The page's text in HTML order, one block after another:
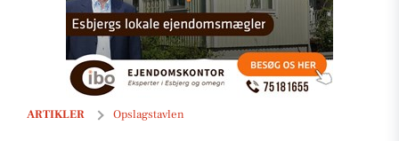
ARTIKLER Opslagstavlen
Købsaftale på Tjæreborg Stationsvej 17 underskrevet af ESTATE